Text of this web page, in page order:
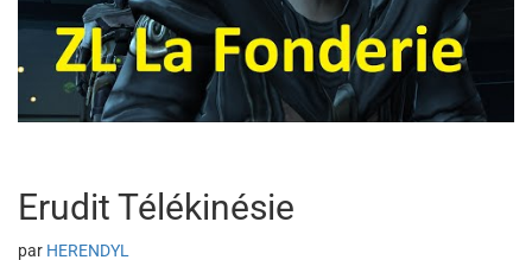
Erudit Télékinésie
par HERENDYL